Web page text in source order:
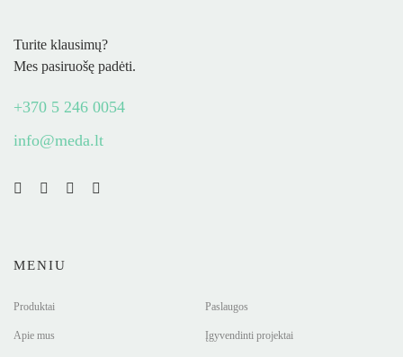
Turite klausimų?
Mes pasiruošę padėti.
+370 5 246 0054
info@meda.lt
MENIU
Produktai Paslaugos
Apie mus Įgyvendinti projektai